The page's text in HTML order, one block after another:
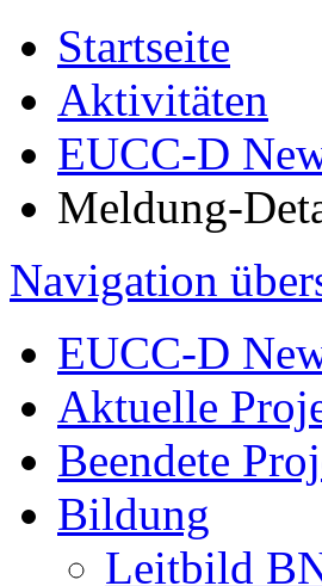
Startseite
Aktivitäten
EUCC-D
Meldung-
Navigation
EUCC-D
Aktuelle
Beendete
Bildung
Leitbild